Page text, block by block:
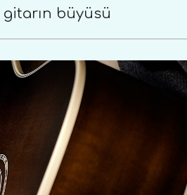
gitarın büyüsü